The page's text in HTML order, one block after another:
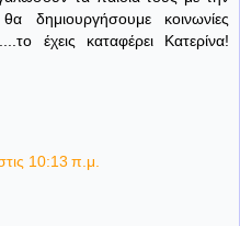
δημιουργήσουμε κοινωνίες
έχεις καταφέρει Κατερίνα!
10:13 π.μ.